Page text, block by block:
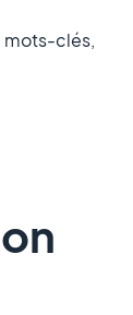
mots-clés,